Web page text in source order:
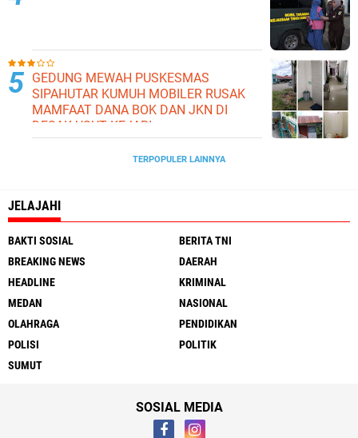
GEDUNG MEWAH PUSKESMAS
SIPAHUTAR KUMUH MOBILER RUSAK
MAMFAAT DANA BOK DAN JKN DI
DESAK USUT KEJARI
TERPOPULER LAINNYA
JELAJAHI
BAKTI SOSIAL
BERITA TNI
BREAKING NEWS
DAERAH
HEADLINE
KRIMINAL
MEDAN
NASIONAL
OLAHRAGA
PENDIDIKAN
POLISI
POLITIK
SUMUT
SOSIAL MEDIA